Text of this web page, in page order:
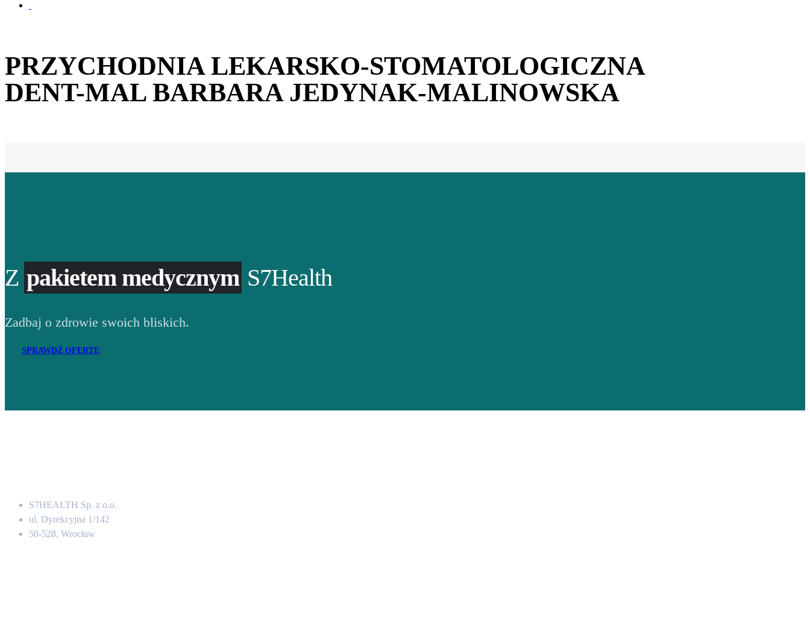
PRZYCHODNIA LEKARSKO-STOMATOLOGICZNA
DENT-MAL BARBARA JEDYNAK-MALINOWSKA
Z pakietem medycznym S7Health
Zadbaj o zdrowie swoich bliskich.
SPRAWDŹ OFERTĘ
S7HEALTH Sp. z o.o.
ul. Dyrekcyjna 1/142
50-528, Wrocław